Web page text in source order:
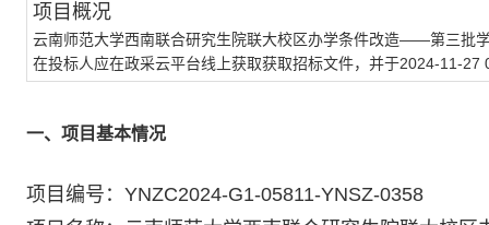
项目概况
云南师范大学西南联合研究生院联大校区办学条件改造——第三批
在投标人应在政采云平台线上获取获取招标文件，并于2024-11-27
一、项目基本情况
项目编号：YNZC2024-G1-05811-YNSZ-0358